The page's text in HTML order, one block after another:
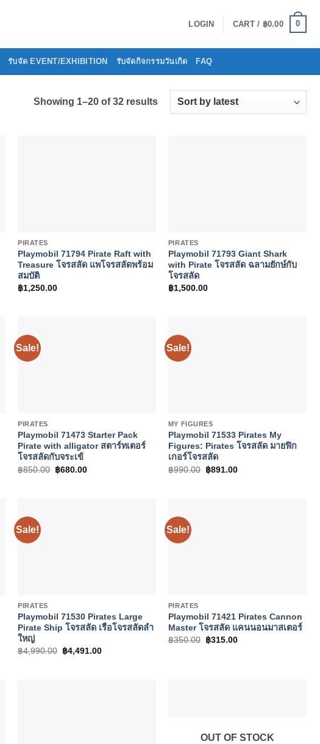
LOGIN CART / ฿0.00 0
รับจัด EVENT/EXHIBITION รับจัดกิจกรรมวันเกิด FAQ
Showing 1–20 of 32 resultsSorted
PIRATES
Playmobil 71794 Pirate Raft with
Treasure โจรสลัด แพโจรสลัดพร้อม
สมบัติ
฿1,250.00
PIRATES
Playmobil 71793 Giant Shark
with Pirate โจรสลัด ฉลามยักษ์กับ
โจรสลัด
฿1,500.00
Sale!
PIRATES
Playmobil 71473 Starter Pack
Pirate with alligator สตาร์ทเตอร์
โจรสลัดกับจระเข้
฿850.00 Original
฿680.00Current
Sale!
MY FIGURES
Playmobil 71533 Pirates My
Figures: Pirates โจรสลัด มายฟิก
เกอร์โจรสลัด
฿990.00 Original
฿891.00Current
Sale!
PIRATES
Playmobil 71530 Pirates Large
Pirate Ship โจรสลัด เรือโจรสลัดลำ
ใหญ่
฿4,990.00 Original
฿4,491.00Current
Sale!
PIRATES
Playmobil 71421 Pirates Cannon
Master โจรสลัด แคนนอนมาสเตอร์
฿350.00 Original
฿315.00Current
OUT OF STOCK